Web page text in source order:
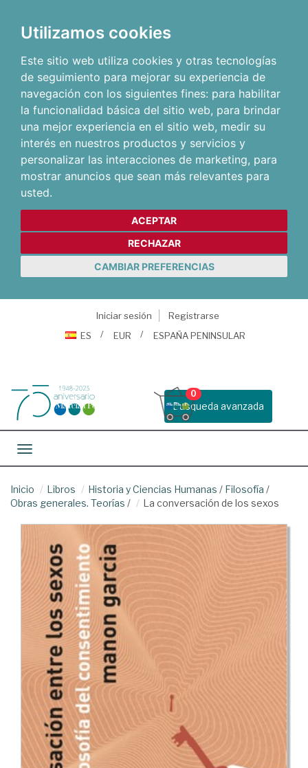
Utilizamos cookies
Este sitio web utiliza cookies y otras tecnologías
de seguimiento para mejorar su experiencia de
navegación con los siguientes fines: para habilitar
la funcionalidad básica del sitio web, para brindar
una mejor experiencia en el sitio web, medir su
interés en nuestros productos y servicios y
personalizar las interacciones de marketing, para
mostrar anuncios que sean más relevantes para
usted.
ACEPTAR
RECHAZAR
CAMBIAR PREFERENCIAS
Iniciar sesión
Registrarse
ES
EUR ESPAÑA PENINSULAR
Busqueda avanzada
0
Toggle navigation
Inicio Libros Historia y Ciencias Humanas / Filosofía /
Obras generales. Teorías / La conversación de los sexos